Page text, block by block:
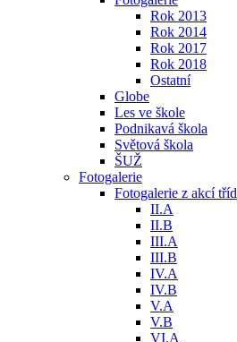
Rok 2013
Rok 2014
Rok 2017
Rok 2018
Ostatní
Globe
Les ve škole
Podnikavá škola
Světová škola
ŠUŽ
Fotogalerie
Fotogalerie z akcí tříd
II.A
II.B
III.A
III.B
IV.A
IV.B
V.A
V.B
VI.A